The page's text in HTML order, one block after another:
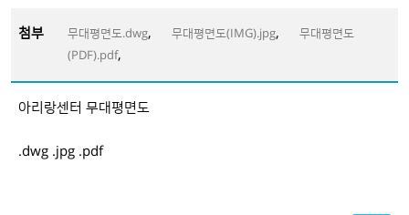
첨부 무대평면도.dwg, 무대평면도(IMG).jpg,
무대평면도
(PDF).pdf,
아리랑센터 무대평면도
.dwg .jpg .pdf